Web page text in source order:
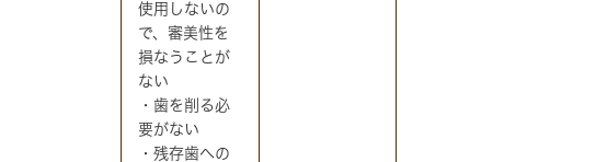
使用しないの
で、審美性を
損なうことが
ない
・歯を削る必
要がない
・残存歯への